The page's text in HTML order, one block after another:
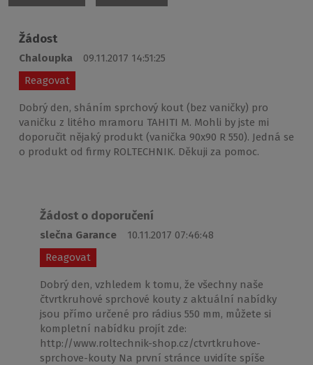
Žádost
Chaloupka
09.11.2017 14:51:25
Reagovat
Dobrý den, sháním sprchový kout (bez vaničky) pro
vaničku z litého mramoru TAHITI M. Mohli by jste mi
doporučit nějaký produkt (vanička 90x90 R 550). Jedná se
o produkt od firmy ROLTECHNIK. Děkuji za pomoc.
Žádost o doporučení
slečna Garance
10.11.2017 07:46:48
Reagovat
Dobrý den, vzhledem k tomu, že všechny naše
čtvrtkruhové sprchové kouty z aktuální nabídky
jsou přímo určené pro rádius 550 mm, můžete si
kompletní nabídku projít zde:
http://www.roltechnik-shop.cz/ctvrtkruhove-
sprchove-kouty Na první stránce uvidíte spíše